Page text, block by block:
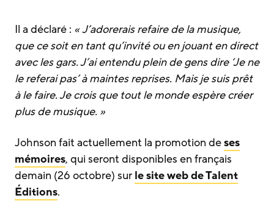
Il a déclaré : « J’adorerais refaire de la musique,
que ce soit en tant qu’invité ou en jouant en direct
avec les gars. J’ai entendu plein de gens dire ‘Je ne
le referai pas’ à maintes reprises. Mais je suis prêt
à le faire. Je crois que tout le monde espère créer
plus de musique. »
Johnson fait actuellement la promotion deses
mémoires, qui seront disponibles en français
demain (26 octobre) sur le site web de Talent
Éditions.